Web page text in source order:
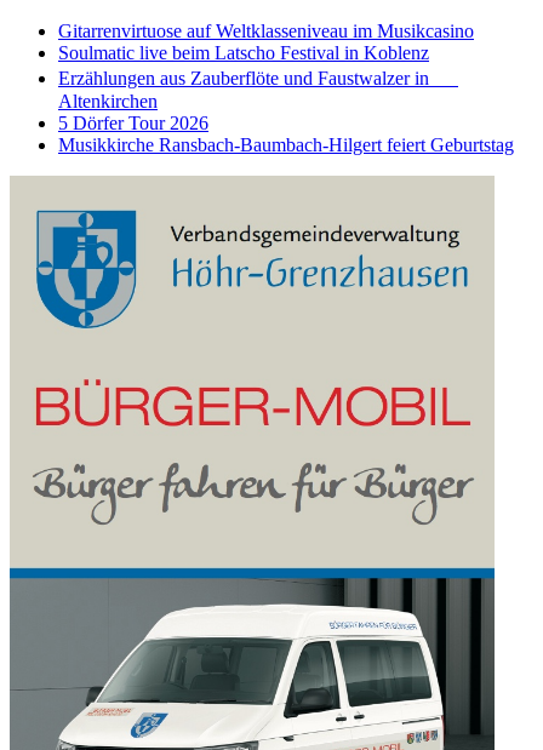
Gitarrenvirtuose auf Weltklasseniveau im Musikcasino
Soulmatic live beim Latscho Festival in Koblenz
Erzählungen aus Zauberflöte und Faustwalzer in
Altenkirchen
5 Dörfer Tour 2026
Musikkirche Ransbach-Baumbach-Hilgert feiert Geburtstag